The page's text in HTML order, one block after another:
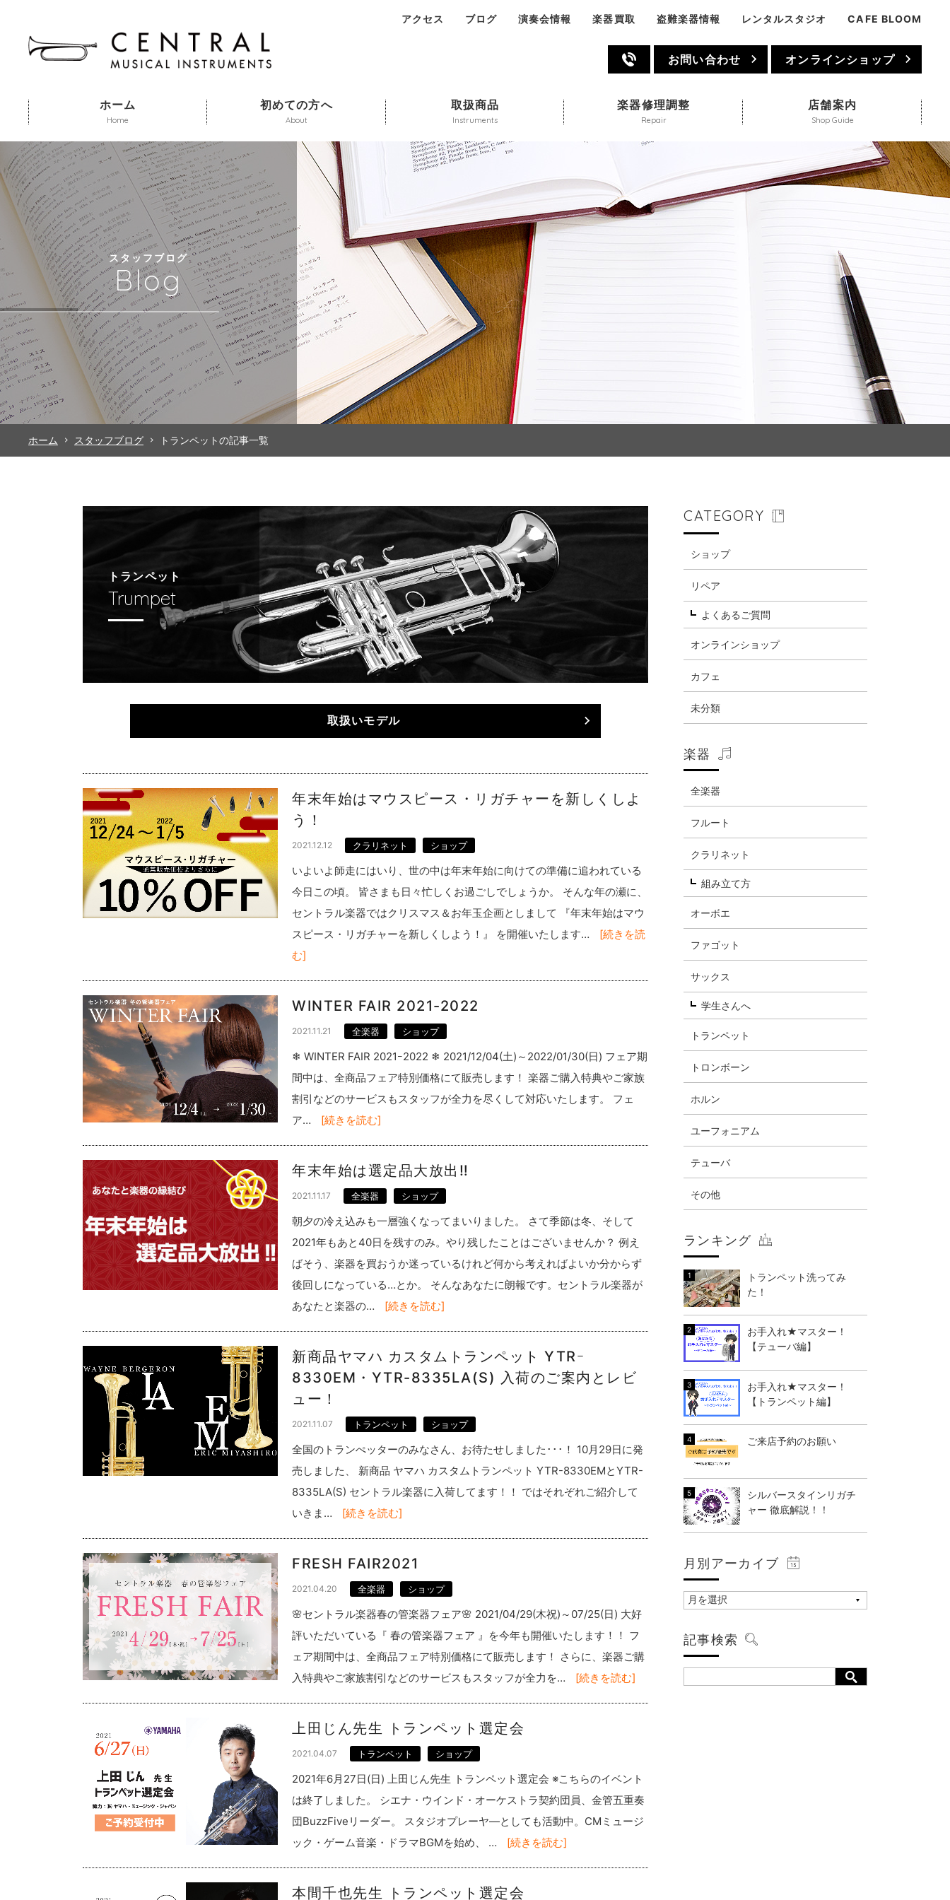
アクセス ブログ 演奏会情報 楽器買取 盗難楽器情報 レンタルスタジオ CAFE BLOOM
045-324-3111 お問い合わせ オンラインショップ
ホーム
Home
初めての方へ
About
取扱商品
Instruments
楽器修理調整
Repair
店舗案内
Shop Guide
スタッフブログ
Blog
ホーム スタッフブログ トランペットの記事一覧
トランペット
Trumpet
取扱いモデル
年末年始はマウスピース・リガチャーを新しくしよ
う！
2021.12.12 クラリネット ショップ
いよいよ師走にはいり、世の中は年末年始に向けての準備に追われている
今日この頃。 皆さまも日々忙しくお過ごしでしょうか。 そんな年の瀬に、
セントラル楽器ではクリスマス＆お年玉企画としまして 『年末年始はマウ
スピース・リガチャーを新しくしよう！』 を開催いたします…
[続きを読
む]
WINTER FAIR 2021-2022
2021.11.21 全楽器 ショップ
❄ WINTER FAIR 2021ｰ2022 ❄ 2021/12/04(土)～2022/01/30(日) フェア期
間中は、全商品フェア特別価格にて販売します！ 楽器ご購入特典やご家族
割引などのサービスもスタッフが全力を尽くして対応いたします。 フェ
ア…
[続きを読む]
年末年始は選定品大放出‼
2021.11.17 全楽器 ショップ
朝夕の冷え込みも一層強くなってまいりました。 さて季節は冬、そして
2021年もあと40日を残すのみ。やり残したことはございませんか？ 例え
ばそう、楽器を買おうか迷っているけれど何から考えればよいか分からず
後回しになっている…とか。 そんなあなたに朗報です。セントラル楽器が
あなたと楽器の…
[続きを読む]
新商品ヤマハ カスタムトランペット YTRｰ
8330EM・YTR-8335LA(S) 入荷のご案内とレビ
ュー！
2021.11.07 トランペット ショップ
全国のトランぺッターのみなさん、お待たせしました･･･！ 10月29日に発
売しました、 新商品 ヤマハ カスタムトランペット YTR-8330EMとYTR-
8335LA(S) セントラル楽器に入荷してます！！ ではそれぞれご紹介して
いきま…
[続きを読む]
FRESH FAIR2021
2021.04.20 全楽器 ショップ
🌸セントラル楽器春の管楽器フェア🌸 2021/04/29(木祝)～07/25(日) 大好
評いただいている『 春の管楽器フェア 』を今年も開催いたします！！ フ
ェア期間中は、全商品フェア特別価格にて販売します！ さらに、楽器ご購
入特典やご家族割引などのサービスもスタッフが全力を…
[続きを読む]
上田じん先生 トランペット選定会
2021.04.07 トランペット ショップ
2021年6月27日(日) 上田じん先生 トランペット選定会 ※こちらのイベント
は終了しました。 シエナ・ウインド・オーケストラ契約団員、金管五重奏
団BuzzFiveリーダー。 スタジオプレーヤ―としても活動中。CMミュージ
ック・ゲーム音楽・ドラマBGMを始め、 …
[続きを読む]
本間千也先生 トランペット選定会
CATEGORY
ショップ
リペア
よくあるご質問
オンラインショップ
カフェ
未分類
楽器
全楽器
フルート
クラリネット
組み立て方
オーボエ
ファゴット
サックス
学生さんへ
トランペット
トロンボーン
ホルン
ユーフォニアム
テューバ
その他
ランキング
トランペット洗ってみ
た！
お手入れ★マスター！
【テューバ編】
お手入れ★マスター！
【トランペット編】
ご来店予約のお願い
シルバースタインリガチ
ャー 徹底解説！！
月別アーカイブ
記事検索